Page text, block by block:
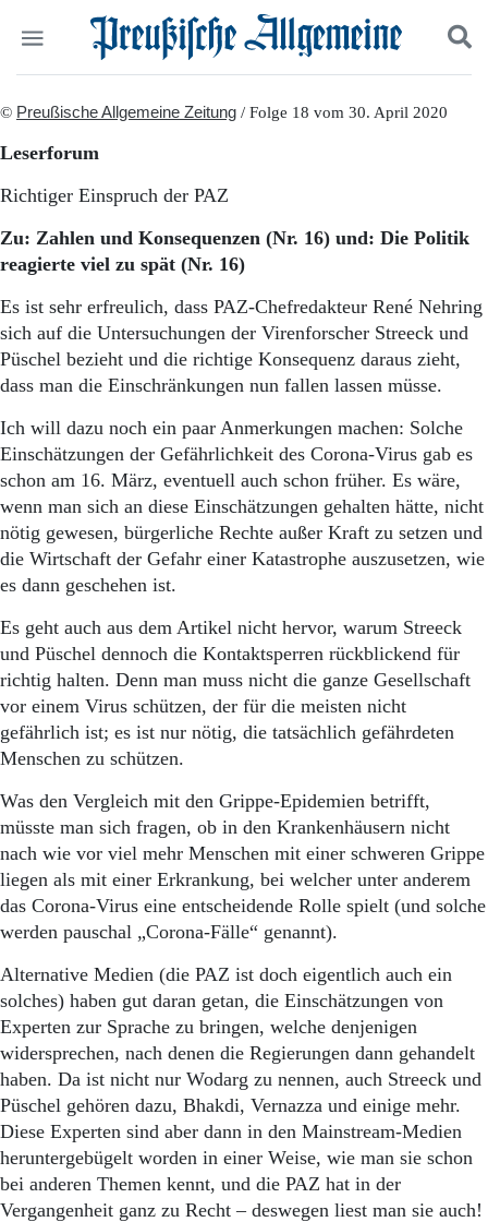
Start
Wer wir sind
Aktuelle Ausgabe
Abonnenten-Login
Abonnent werden
Abo Prämien
Politik
Panorama
Leben
Geschichte
Ostpreußen
Pommern
Berlin-Brandenburg
Schlesien
Danzig und Westpreußen
Bücher
Kontakt
Impressum
Datenschutz
Suchen und finden
© Preußische Allgemeine Zeitung / Folge 18 vom 30. April 2020
Leserforum
Richtiger Einspruch der PAZ
Zu: Zahlen und Konsequenzen (Nr. 16) und: Die Politik
reagierte viel zu spät (Nr. 16)
Es ist sehr erfreulich, dass PAZ-Chefredakteur René Nehring
sich auf die Untersuchungen der Virenforscher Streeck und
Püschel bezieht und die richtige Konsequenz daraus zieht,
dass man die Einschränkungen nun fallen lassen müsse.
Ich will dazu noch ein paar Anmerkungen machen: Solche
Einschätzungen der Gefährlichkeit des Corona-Virus gab es
schon am 16. März, eventuell auch schon früher. Es wäre,
wenn man sich an diese Einschätzungen gehalten hätte, nicht
nötig gewesen, bürgerliche Rechte außer Kraft zu setzen und
die Wirtschaft der Gefahr einer Katastrophe auszusetzen, wie
es dann geschehen ist.
Es geht auch aus dem Artikel nicht hervor, warum Streeck
und Püschel dennoch die Kontaktsperren rückblickend für
richtig halten. Denn man muss nicht die ganze Gesellschaft
vor einem Virus schützen, der für die meisten nicht
gefährlich ist; es ist nur nötig, die tatsächlich gefährdeten
Menschen zu schützen.
Was den Vergleich mit den Grippe-Epidemien betrifft,
müsste man sich fragen, ob in den Krankenhäusern nicht
nach wie vor viel mehr Menschen mit einer schweren Grippe
liegen als mit einer Erkrankung, bei welcher unter anderem
das Corona-Virus eine entscheidende Rolle spielt (und solche
werden pauschal „Corona-Fälle“ genannt).
Alternative Medien (die PAZ ist doch eigentlich auch ein
solches) haben gut daran getan, die Einschätzungen von
Experten zur Sprache zu bringen, welche denjenigen
widersprechen, nach denen die Regierungen dann gehandelt
haben. Da ist nicht nur Wodarg zu nennen, auch Streeck und
Püschel gehören dazu, Bhakdi, Vernazza und einige mehr.
Diese Experten sind aber dann in den Mainstream-Medien
heruntergebügelt worden in einer Weise, wie man sie schon
bei anderen Themen kennt, und die PAZ hat in der
Vergangenheit ganz zu Recht – deswegen liest man sie auch!